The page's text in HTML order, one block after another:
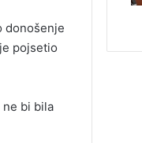
donošenje
pojsetio
ne bi bila